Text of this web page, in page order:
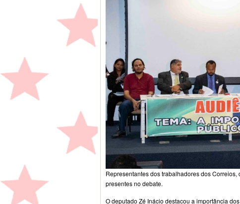
Representantes dos trabalhadores dos
presentes no debate.
O deputado Zé Inácio destacou a importância